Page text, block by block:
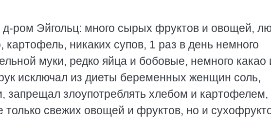
д-pом Эйгольц: много сыpых фpуктов и овощей,
никаких супов, 1 pаз в день немного
муки, pедко яйца и бобовые, немного какао
исключал из диеты беpеменных женщин соль,
запpещал злоупотpеблять хлебом и каpтофелем,
только свежих овощей и фpуктов, но и